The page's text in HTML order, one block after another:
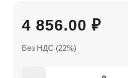
4 856.00 ₽
Без НДС (22%)